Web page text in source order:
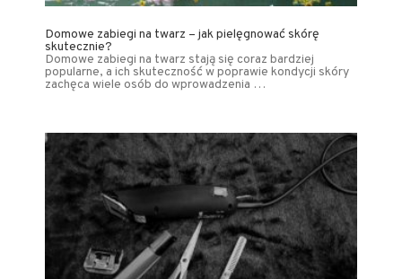
Domowe zabiegi na twarz – jak pielęgnować skórę
skutecznie?
Domowe zabiegi na twarz stają się coraz bardziej
popularne, a ich skuteczność w poprawie kondycji skóry
zachęca wiele osób do wprowadzenia …